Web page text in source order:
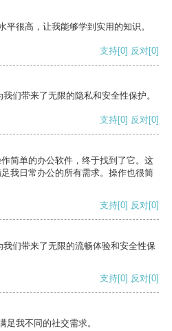
平很高，让我能够学到实用的知识。
支持[0] 反对[0]
们带来了无限的隐私和安全性保护。
支持[0] 反对[0]
简单的办公软件，终于找到了它。这
我日常办公的所有需求。操作也很简
支持[0] 反对[0]
们带来了无限的流畅体验和安全性保
支持[0] 反对[0]
足我不同的社交需求。